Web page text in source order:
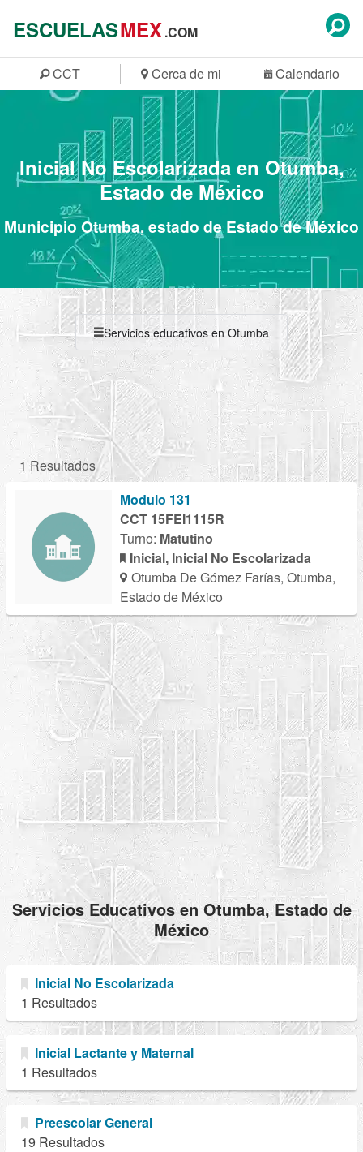
ESCUELASMEX.COM
CCT Cerca de mi Calendario
Inicial No Escolarizada en Otumba,
Estado de México
Municipio Otumba, estado de Estado de México
Servicios educativos en Otumba
1 Resultados
Modulo 131
CCT 15FEI1115R
Turno: Matutino
Inicial, Inicial No Escolarizada
Otumba De Gómez Farías, Otumba,
Estado de México
Servicios Educativos en Otumba, Estado de
México
Inicial No Escolarizada
1 Resultados
Inicial Lactante y Maternal
1 Resultados
Preescolar General
19 Resultados